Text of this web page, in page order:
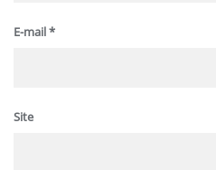
E-mail*
Site